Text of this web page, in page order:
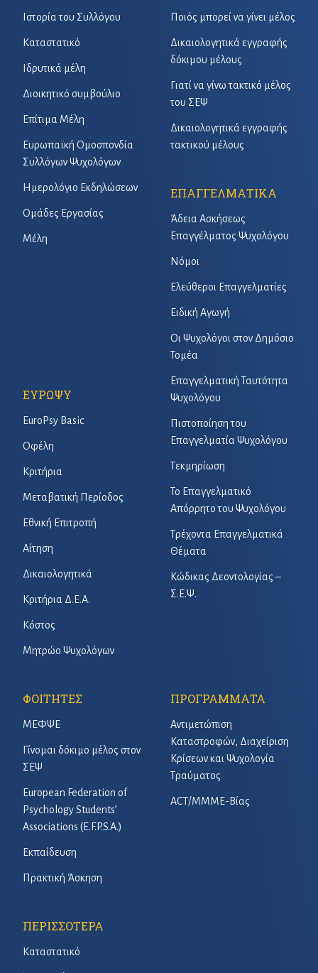
Ιστορία του Συλλόγου
Καταστατικό
Ιδρυτικά μέλη
Διοικητικό συμβούλιο
Επίτιμα Μέλη
Ευρωπαϊκή Ομοσπονδία
Συλλόγων Ψυχολόγων
Ημερολόγιο Εκδηλώσεων
Ομάδες Εργασίας
Μέλη
Ποιός μπορεί να γίνει μέλος
Δικαιολογητικά εγγραφής
δόκιμου μέλους
Γιατί να γίνω τακτικό μέλος
του ΣΕΨ
Δικαιολογητικά εγγραφής
τακτικού μέλους
ΕΠΑΓΓΕΛΜΑΤΙΚΑ
Άδεια Ασκήσεως
Επαγγέλματος Ψυχολόγου
Νόμοι
Ελεύθεροι Επαγγελματίες
Ειδική Αγωγή
Οι Ψυχολόγοι στον Δημόσιο
Τομέα
Επαγγελματική Ταυτότητα
Ψυχολόγου
Πιστοποίηση του
Επαγγελματία Ψυχολόγου
Τεκμηρίωση
Το Επαγγελματικό
Απόρρητο του Ψυχολόγου
Τρέχοντα Επαγγελματικά
Θέματα
Κώδικας Δεοντολογίας –
Σ.Ε.Ψ.
ΕΥΡΩΨΥ
EuroPsy Basic
Οφέλη
Κριτήρια
Μεταβατική Περίοδος
Εθνική Επιτροπή
Αίτηση
Δικαιολογητικά
Κριτήρια Δ.Ε.Α.
Κόστος
Μητρώο Ψυχολόγων
ΦΟΙΤΗΤΕΣ
ΜΕΦΨΕ
Γίνομαι δόκιμο μέλος στον
ΣΕΨ
European Federation of
Psychology Students’
Associations (E.F.P.S.A.)
Εκπαίδευση
Πρακτική Άσκηση
ΠΡΟΓΡΑΜΜΑΤΑ
Αντιμετώπιση
Καταστροφών, Διαχείριση
Κρίσεων και Ψυχολογία
Τραύματος
ACT/ΜΜΜΕ-Βίας
ΠΕΡΙΣΣΟΤΕΡΑ
Καταστατικό